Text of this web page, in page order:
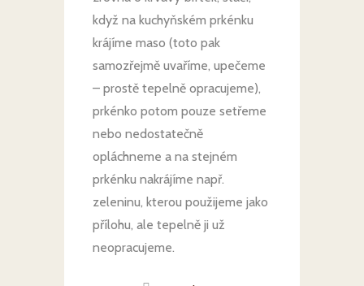
když na kuchyňském prkénku
krájíme maso (toto pak
samozřejmě uvaříme, upečeme
– prostě tepelně opracujeme),
prkénko potom pouze setřeme
nebo nedostatečně
opláchneme a na stejném
prkénku nakrájíme např.
zeleninu, kterou použijeme jako
přílohu, ale tepelně ji už
neopracujeme.